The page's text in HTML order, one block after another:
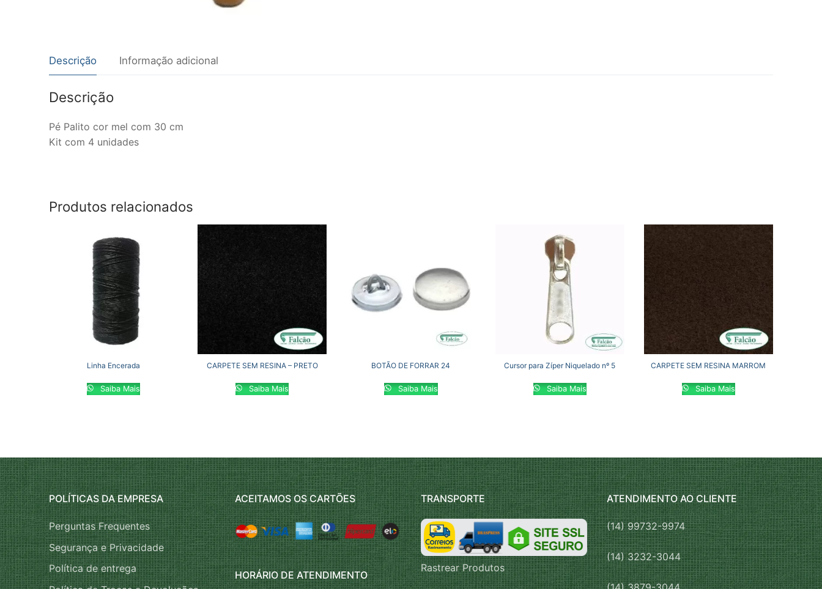
Descrição Informação adicional
Descrição
Pé Palito cor mel com 30 cm
Kit com 4 unidades
Produtos relacionados
Linha Encerada
Saiba Mais
CARPETE SEM RESINA – PRETO
Saiba Mais
BOTÃO DE FORRAR 24
Saiba Mais
Cursor para Zíper Niquelado nº 5
Saiba Mais
CARPETE SEM RESINA MARROM
Saiba Mais
POLÍTICAS DA EMPRESA
Perguntas Frequentes
Segurança e Privacidade
Política de entrega
ACEITAMOS OS CARTÕES
HORÁRIO DE ATENDIMENTO
TRANSPORTE
Rastrear Produtos
ATENDIMENTO AO CLIENTE
(14) 99732-9974
(14) 3232-3044